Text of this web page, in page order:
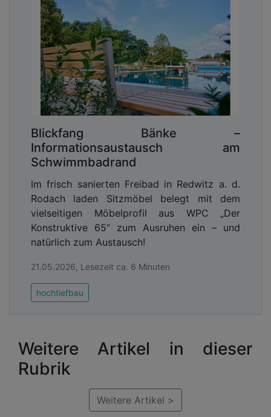
Blickfang Bänke –
Informationsaustausch am
Schwimmbadrand
Im frisch sanierten Freibad in Redwitz a. d.
Rodach laden Sitzmöbel belegt mit dem
vielseitigen Möbelprofil aus WPC „Der
Konstruktive 65“ zum Ausruhen ein – und
natürlich zum Austausch!
21.05.2026, Lesezeit ca. 6 Minuten
hochtiefbau
Weitere Artikel in dieser
Rubrik
Weitere Artikel >